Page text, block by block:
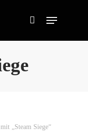
„Steam Siege“